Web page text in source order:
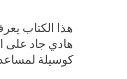
هذا الكتاب
هادي جاد على
كوسيلة